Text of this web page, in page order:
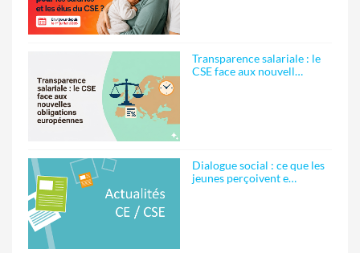
Transparence salariale : le
CSE face aux nouvell…
Dialogue social : ce que les
jeunes perçoivent e…